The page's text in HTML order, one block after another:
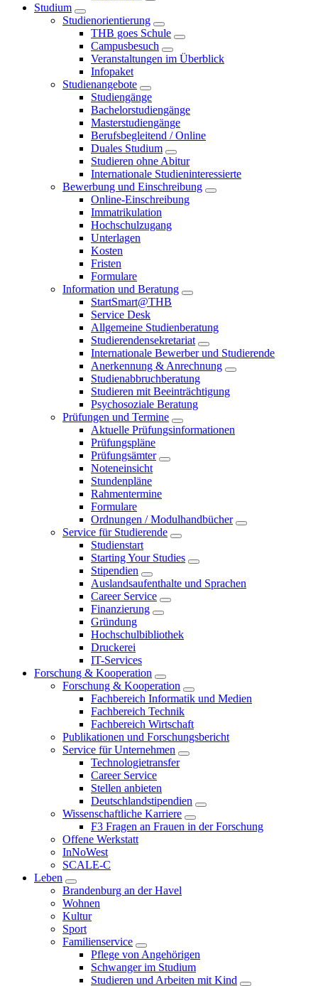
Studium
Studienorientierung
THB goes Schule
Campusbesuch
Veranstaltungen im Überblick
Infopaket
Studienangebote
Studiengänge
Bachelorstudiengänge
Masterstudiengänge
Berufsbegleitend / Online
Duales Studium
Studieren ohne Abitur
Internationale Studieninteressierte
Bewerbung und Einschreibung
Online-Einschreibung
Immatrikulation
Hochschulzugang
Unterlagen
Kosten
Fristen
Formulare
Information und Beratung
StartSmart@THB
Service Desk
Allgemeine Studienberatung
Studierendensekretariat
Internationale Bewerber und Studierende
Anerkennung & Anrechnung
Studienabbruchberatung
Studieren mit Beeinträchtigung
Psychosoziale Beratung
Prüfungen und Termine
Aktuelle Prüfungsinformationen
Prüfungspläne
Prüfungsämter
Noteneinsicht
Stundenpläne
Rahmentermine
Formulare
Ordnungen / Modulhandbücher
Service für Studierende
Studienstart
Starting Your Studies
Stipendien
Auslandsaufenthalte und Sprachen
Career Service
Finanzierung
Gründung
Hochschulbibliothek
Druckerei
IT-Services
Forschung & Kooperation
Forschung & Kooperation
Fachbereich Informatik und Medien
Fachbereich Technik
Fachbereich Wirtschaft
Publikationen und Forschungsbericht
Service für Unternehmen
Technologietransfer
Career Service
Stellen anbieten
Deutschlandstipendien
Wissenschaftliche Karriere
F3 Fragen an Frauen in der Forschung
Offene Werkstatt
InNoWest
SCALE-C
Leben
Brandenburg an der Havel
Wohnen
Kultur
Sport
Familienservice
Pflege von Angehörigen
Schwanger im Studium
Studieren und Arbeiten mit Kind